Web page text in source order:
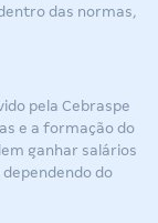
das normas,
pela Cebraspe
e a formação do
ganhar salários
do